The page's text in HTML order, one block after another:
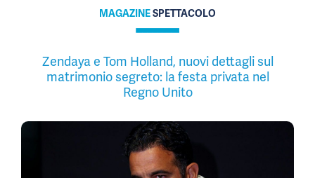
MAGAZINESPETTACOLO
Zendaya e Tom Holland, nuovi dettagli sul
matrimonio segreto: la festa privata nel
Regno Unito